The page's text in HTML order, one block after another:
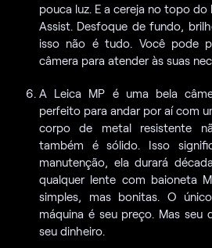
pouca luz. E a cereja no topo
Assist. Desfoque de fundo,
isso não é tudo. Você pode
câmera para atender às suas
A Leica MP é uma bela
perfeito para andar por aí com
corpo de metal resistente
também é sólido. Isso
manutenção, ela durará
qualquer lente com baioneta
simples, mas bonitas. O
máquina é seu preço. Mas seu
seu dinheiro.